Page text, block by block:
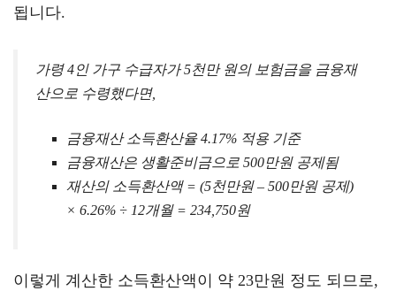
됩니다.
가령 4인 가구 수급자가 5천만 원의 보험금을 금융재
산으로 수령했다면,
금융재산 소득환산율 4.17% 적용 기준
금융재산은 생활준비금으로 500만원 공제됨
재산의 소득환산액 = (5천만원 – 500만원 공제)
× 6.26% ÷ 12개월 = 234,750원
이렇게 계산한 소득환산액이 약 23만원 정도 되므로,